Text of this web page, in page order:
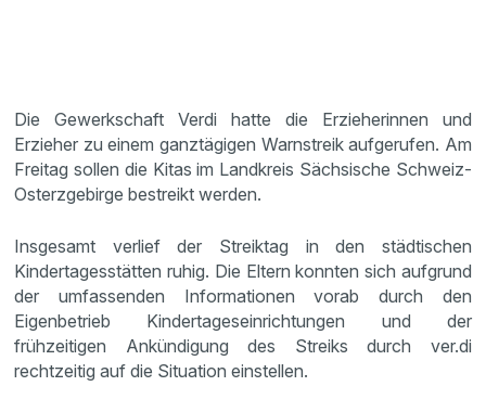
Die Gewerkschaft Verdi hatte die Erzieherinnen und
Erzieher zu einem ganztägigen Warnstreik aufgerufen. Am
Freitag sollen die Kitas im Landkreis Sächsische Schweiz-
Osterzgebirge bestreikt werden.
Insgesamt verlief der Streiktag in den städtischen
Kindertagesstätten ruhig. Die Eltern konnten sich aufgrund
der umfassenden Informationen vorab durch den
Eigenbetrieb Kindertageseinrichtungen und der
frühzeitigen Ankündigung des Streiks durch ver.di
rechtzeitig auf die Situation einstellen.